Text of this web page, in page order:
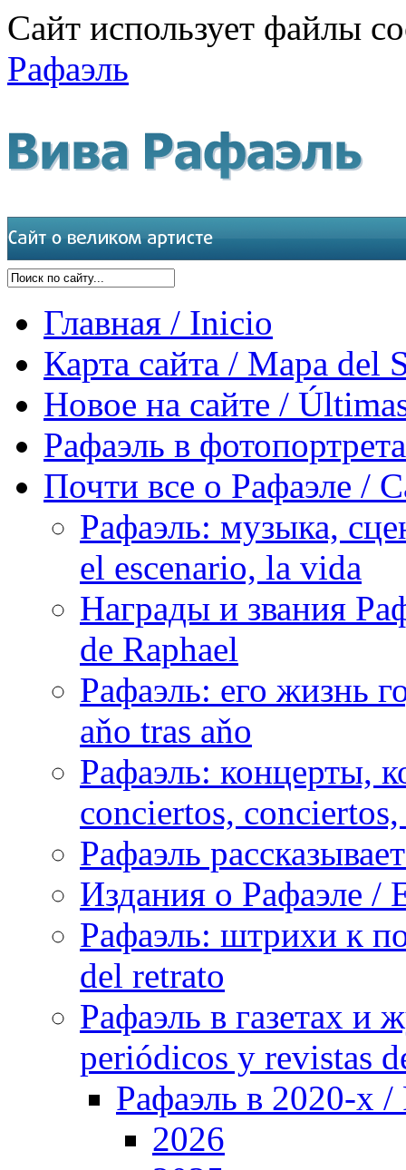
Сайт использует файлы
Рафаэль
Главная / Inicio
Карта сайта / Mapa del
Новое на сайте /
Рафаэль в
Почти все о Рафаэле /
Рафаэль: музыка,
el escenario, la vida
Награды и звания
de Raphael
Рафаэль: его жизнь
aňo tras aňo
Рафаэль: концерты,
conciertos,
Рафаэль
Издания о Рафаэле /
Рафаэль: штрихи к
del retrato
Рафаэль в газетах и
periódicos y revistas
Рафаэль в 2020-х /
2026